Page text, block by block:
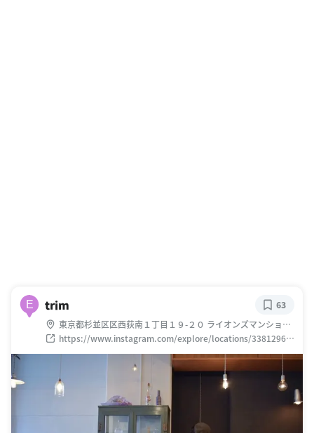
E trim
東京都杉並区区西荻南１丁目１９-２０ ライオンズマンション
1F
https://www.instagram.com/explore/locations/33812965
6/trim/
63